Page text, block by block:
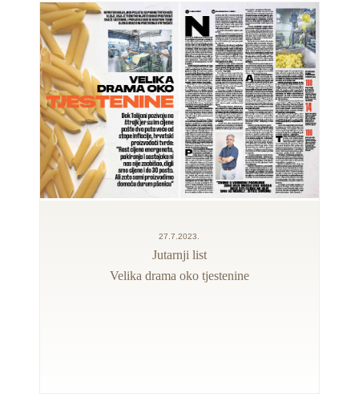
27.7.2023.
Jutarnji list
Velika drama oko tjestenine